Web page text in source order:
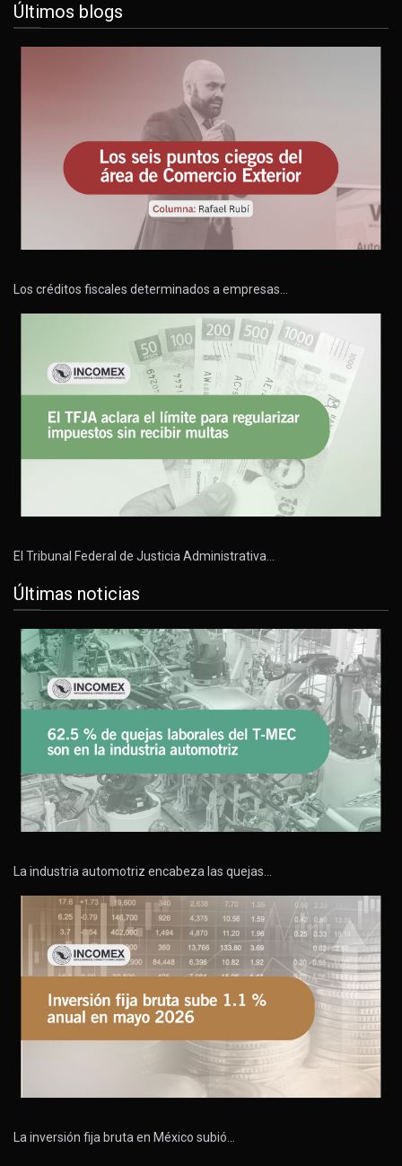
Últimos blogs
Los créditos fiscales determinados a empresas…
El Tribunal Federal de Justicia Administrativa…
Últimas noticias
La industria automotriz encabeza las quejas…
La inversión fija bruta en México subió…